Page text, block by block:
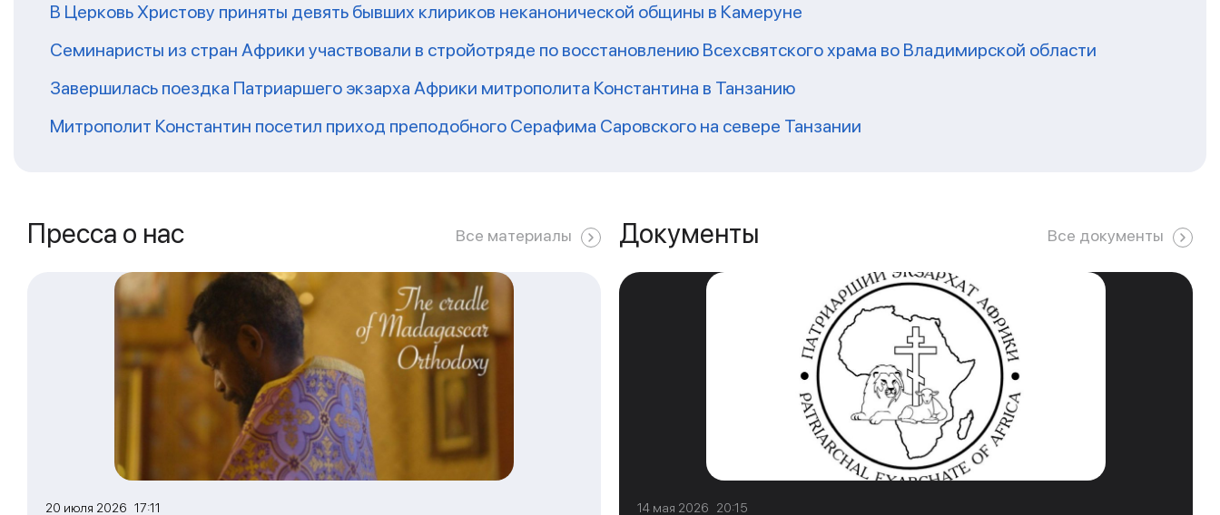
В Церковь Христову приняты девять бывших клириков неканонической общины в Камеруне
Семинаристы из стран Африки участвовали в стройотряде по восстановлению Всехсвятского храма во Владимирской области
Завершилась поездка Патриаршего экзарха Африки митрополита Константина в Танзанию
Митрополит Константин посетил приход преподобного Серафима Саровского на севере Танзании
Пресса о нас Все материалы
20 июля 2026 17:11
Документы Все документы
14 мая 2026 20:15